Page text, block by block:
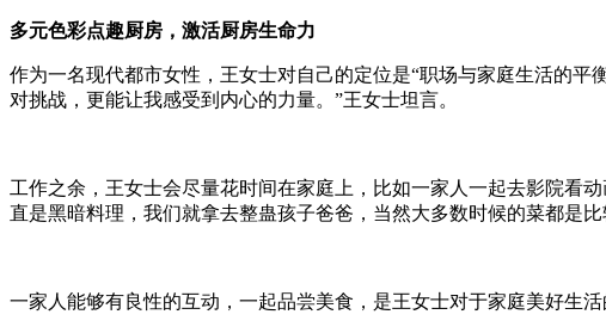
多元色彩点趣厨房，激活厨房生命力
作为一名现代都市女性，王女士对自己的定位是“职场与家庭生活的
对挑战，更能让我感受到内心的力量。”王女士坦言。
工作之余，王女士会尽量花时间在家庭上，比如一家人一起去影院看
直是黑暗料理，我们就拿去整蛊孩子爸爸，当然大多数时候的菜都是
一家人能够有良性的互动，一起品尝美食，是王女士对于家庭美好生